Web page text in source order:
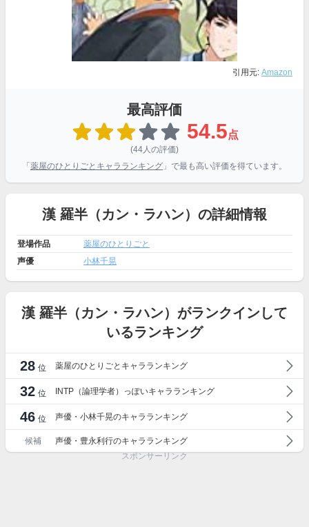
引用元: Amazon
最高評価
54.5点
(44人の評価)
「 薬屋のひとりごとキャラランキング 」で最も高い評価を得ています。
漢 羅半（カン・ラハン）の詳細情報
登場作品
薬屋のひとりごと
声優
小林千晃
漢 羅半（カン・ラハン）がランクインして
いるランキング
28 位 薬屋のひとりごとキャラランキング
32 位 INTP（論理学者）っぽいキャラランキング
46 位 声優・小林千晃のキャラランキング
候補
声優・豊永利行のキャラランキング
スポンサーリンク